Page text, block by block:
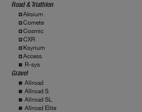
Road & Triathlon
Aksium
Comete
Cosmic
CXR
Ksyrium
Access
R-sys
Gravel
Allroad
Allroad S
Allroad SL
Allroad Elite